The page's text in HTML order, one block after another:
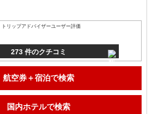
トリップアドバイザーユーザー評価
273 件のクチコミ
航空券＋宿泊で検索
国内ホテルで検索